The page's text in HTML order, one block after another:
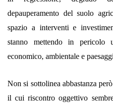
depauperamento del suolo
spazio a interventi e
stanno mettendo in pericolo
economico, ambientale e
Non si sottolinea abbastanza
il cui riscontro oggettivo